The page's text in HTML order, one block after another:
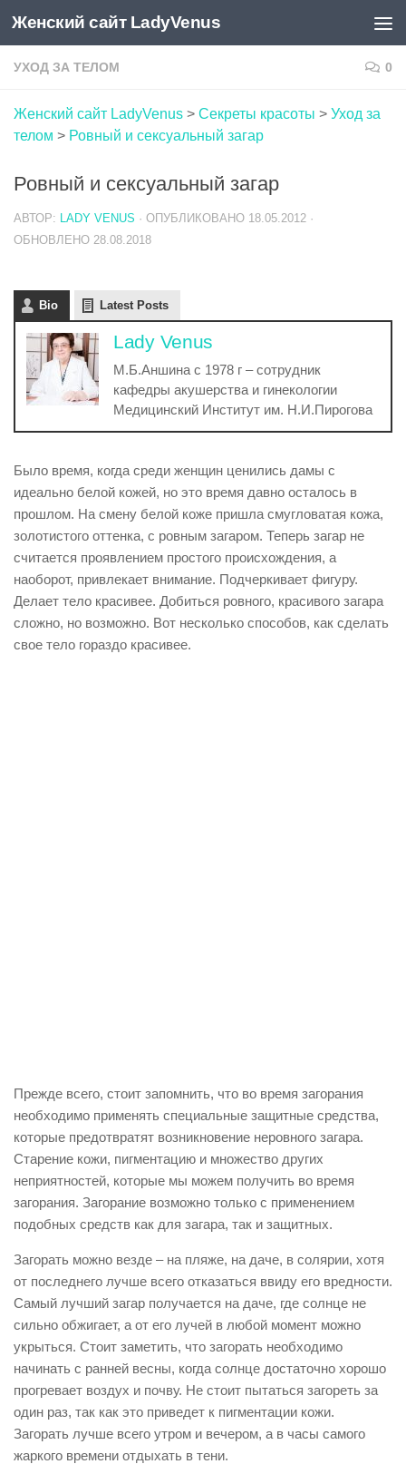
Skip to content
Женский сайт LadyVenus
УХОД ЗА ТЕЛОМ 0
Женский сайт LadyVenus > Секреты красоты > Уход за
телом > Ровный и сексуальный загар
Ровный и сексуальный загар
АВТОР: LADY VENUS · ОПУБЛИКОВАНО 18.05.2012 ·
ОБНОВЛЕНО 28.08.2018
Bio Latest Posts
Lady Venus
М.Б.Аншина с 1978 г – сотрудник
кафедры акушерства и гинекологии
Медицинский Институт им. Н.И.Пирогова
Было время, когда среди женщин ценились дамы с
идеально белой кожей, но это время давно осталось в
прошлом. На смену белой коже пришла смугловатая кожа,
золотистого оттенка, с ровным загаром. Теперь загар не
считается проявлением простого происхождения, а
наоборот, привлекает внимание. Подчеркивает фигуру.
Делает тело красивее. Добиться ровного, красивого загара
сложно, но возможно. Вот несколько способов, как сделать
свое тело гораздо красивее.
Прежде всего, стоит запомнить, что во время загорания
необходимо применять специальные защитные средства,
которые предотвратят возникновение неровного загара.
Старение кожи, пигментацию и множество других
неприятностей, которые мы можем получить во время
загорания. Загорание возможно только с применением
подобных средств как для загара, так и защитных.
Загорать можно везде – на пляже, на даче, в солярии, хотя
от последнего лучше всего отказаться ввиду его вредности.
Самый лучший загар получается на даче, где солнце не
сильно обжигает, а от его лучей в любой момент можно
укрыться. Стоит заметить, что загорать необходимо
начинать с ранней весны, когда солнце достаточно хорошо
прогревает воздух и почву. Не стоит пытаться загореть за
один раз, так как это приведет к пигментации кожи.
Загорать лучше всего утром и вечером, а в часы самого
жаркого времени отдыхать в тени.